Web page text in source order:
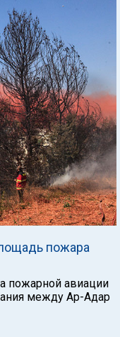
пожара
пожарной авиации
между Ар-Адар